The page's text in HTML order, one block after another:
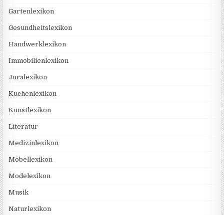
Gartenlexikon
Gesundheitslexikon
Handwerklexikon
Immobilienlexikon
Juralexikon
Küchenlexikon
Kunstlexikon
Literatur
Medizinlexikon
Möbellexikon
Modelexikon
Musik
Naturlexikon